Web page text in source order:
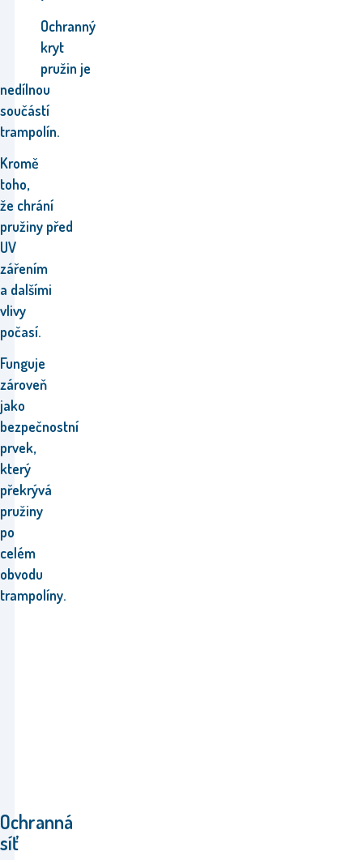
Ochranný
kryt
pružin je
nedílnou
součástí
trampolín.
Kromě
toho,
že chrání
pružiny před
UV
zářením
a dalšími
vlivy
počasí.
Funguje
zároveň
jako
bezpečnostní
prvek,
který
překrývá
pružiny
po
celém
obvodu
trampolíny.
Ochranná
síť